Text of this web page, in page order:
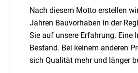
Nach diesem Motto erstellen
Jahren Bauvorhaben in der
Sie auf unsere Erfahrung. Eine
Bestand. Bei keinem anderen
sich Qualität mehr und länger